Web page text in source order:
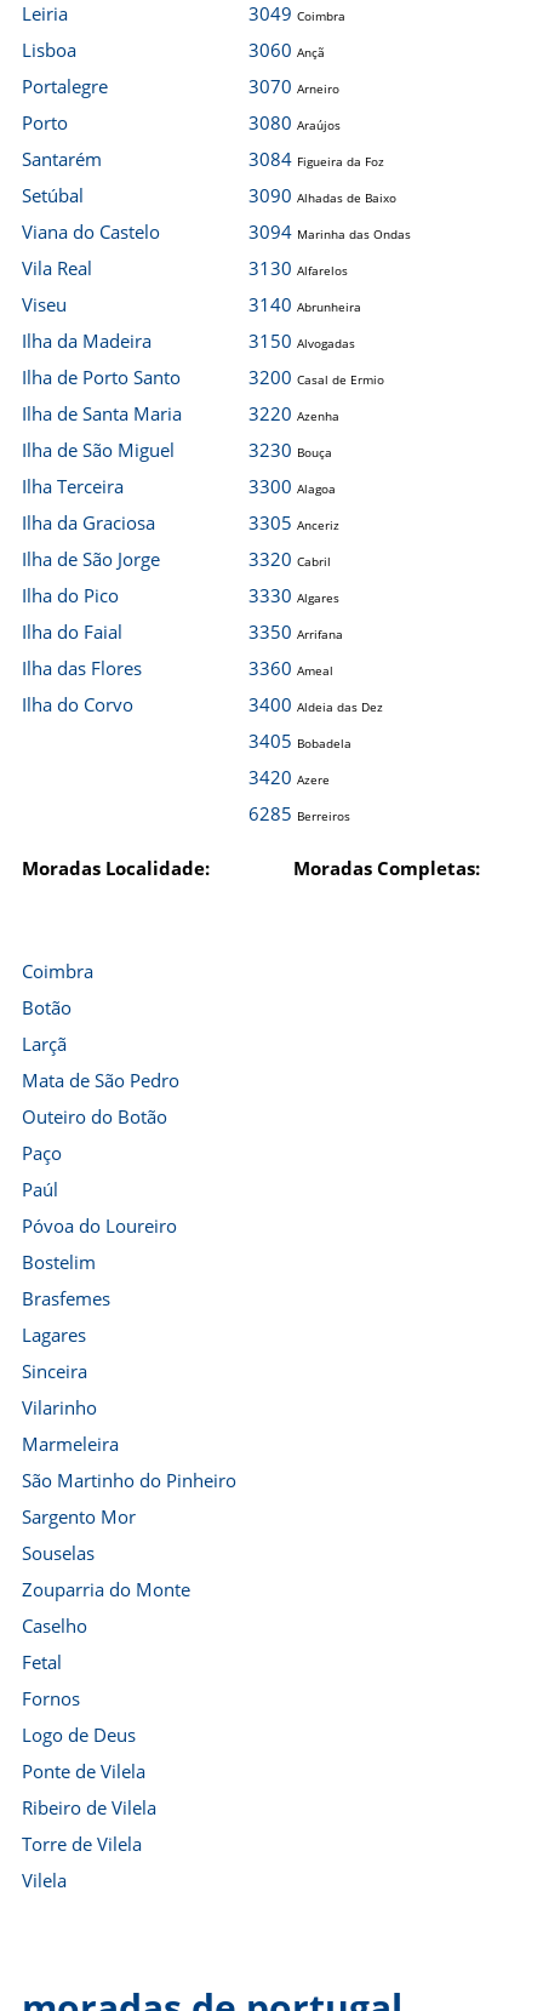
Leiria
Lisboa
Portalegre
Porto
Santarém
Setúbal
Viana do Castelo
Vila Real
Viseu
Ilha da Madeira
Ilha de Porto Santo
Ilha de Santa Maria
Ilha de São Miguel
Ilha Terceira
Ilha da Graciosa
Ilha de São Jorge
Ilha do Pico
Ilha do Faial
Ilha das Flores
Ilha do Corvo
3049 Coimbra
3060 Ançã
3070 Arneiro
3080 Araújos
3084 Figueira da Foz
3090 Alhadas de Baixo
3094 Marinha das Ondas
3130 Alfarelos
3140 Abrunheira
3150 Alvogadas
3200 Casal de Ermio
3220 Azenha
3230 Bouça
3300 Alagoa
3305 Anceriz
3320 Cabril
3330 Algares
3350 Arrifana
3360 Ameal
3400 Aldeia das Dez
3405 Bobadela
3420 Azere
6285 Berreiros
Moradas Localidade: Moradas Completas:
Coimbra
Botão
Larçã
Mata de São Pedro
Outeiro do Botão
Paço
Paúl
Póvoa do Loureiro
Bostelim
Brasfemes
Lagares
Sinceira
Vilarinho
Marmeleira
São Martinho do Pinheiro
Sargento Mor
Souselas
Zouparria do Monte
Caselho
Fetal
Fornos
Logo de Deus
Ponte de Vilela
Ribeiro de Vilela
Torre de Vilela
Vilela